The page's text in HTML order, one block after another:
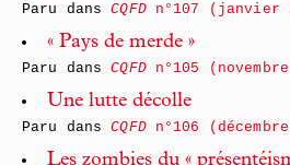
Paru dansCQFDn°107 (janvier
« Pays de merde »
Paru dansCQFDn°105
Une lutte décolle
Paru dansCQFDn°106
Les zombies du «